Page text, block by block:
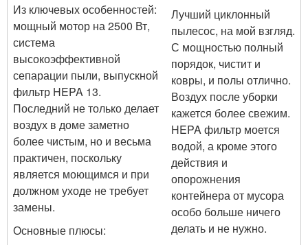
Из ключевых особенностей:
мощный мотор на 2500 Вт,
система
высокоэффективной
сепарации пыли, выпускной
фильтр HEPA 13.
Последний не только делает
воздух в доме заметно
более чистым, но и весьма
практичен, поскольку
является моющимся и при
должном уходе не требует
замены.
Основные плюсы:
Лучший циклонный
пылесос, на мой взгляд.
С мощностью полный
порядок, чистит и
ковры, и полы отлично.
Воздух после уборки
кажется более свежим.
HEPA фильтр моется
водой, а кроме этого
действия и
опорожнения
контейнера от мусора
особо больше ничего
делать и не нужно.